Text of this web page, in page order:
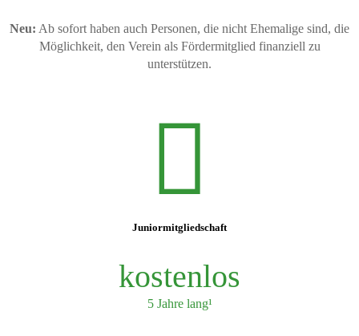
Zusammenschluß
ehemaliger
Schüler,
Neu: Ab sofort haben auch Personen, die nicht Ehemalige sind, die
Möglichkeit, den Verein als Fördermitglied finanziell zu
unterstützen.
Juniormitgliedschaft
kostenlos
5 Jahre lang¹